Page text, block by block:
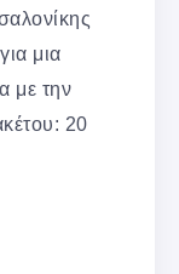
μια
με την
20